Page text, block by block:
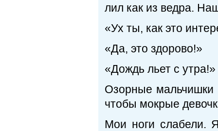
лил как из ведра.
«Ух ты, как это
«Да, это здорово!»
«Дождь льет с утра!»
Озорные мальчишки
чтобы мокрые
Мои ноги слабели.